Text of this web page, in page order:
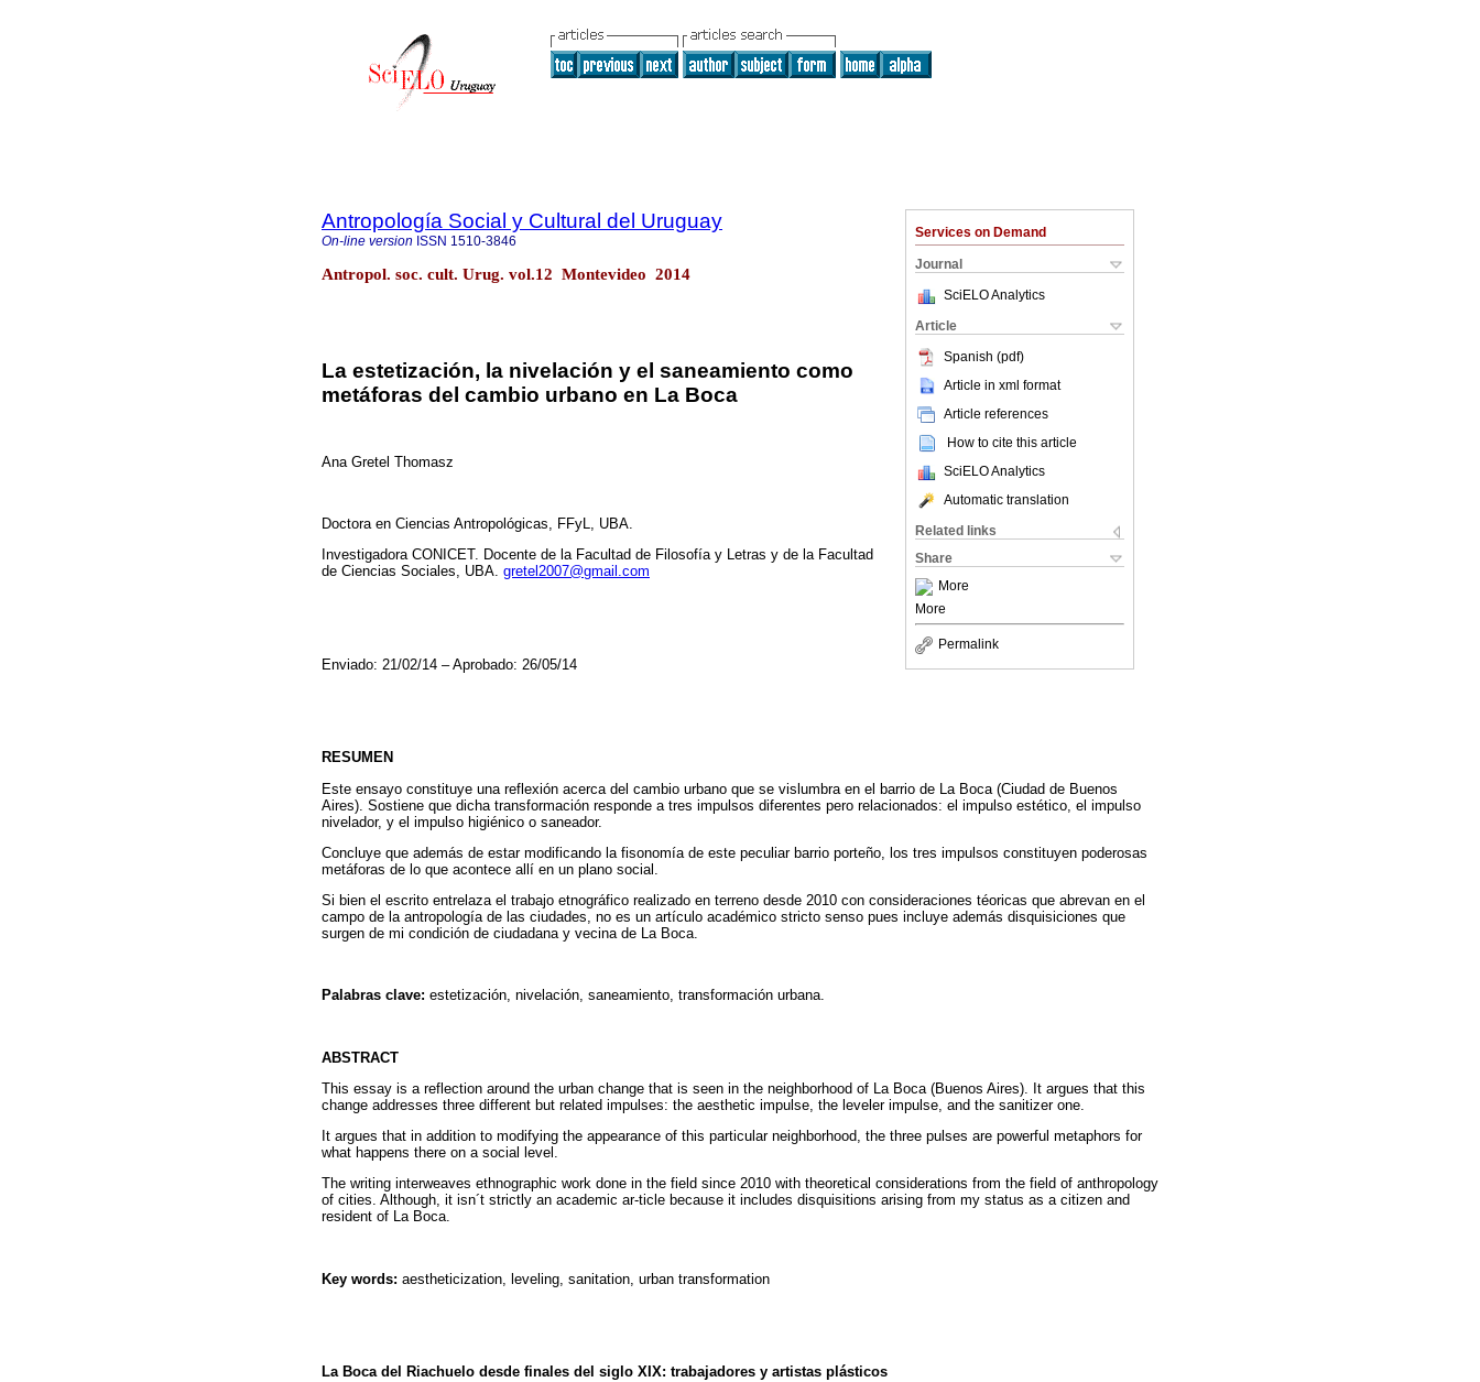
Services on Demand
Journal
SciELO Analytics
Article
Spanish (pdf)
Article in xml format
Article references
How to cite this article
SciELO Analytics
Automatic translation
Related links
Share
More
More
Permalink
Antropología Social y Cultural del Uruguay
On-line version ISSN 1510-3846
Antropol. soc. cult. Urug. vol.12 Montevideo 2014
La estetización, la nivelación y el saneamiento como
metáforas del cambio urbano en La Boca
Ana Gretel Thomasz
Doctora en Ciencias Antropológicas, FFyL, UBA.
Investigadora CONICET. Docente de la Facultad de Filosofía y Letras y de la Facultad
de Ciencias Sociales, UBA. gretel2007@gmail.com
Enviado: 21/02/14 – Aprobado: 26/05/14
RESUMEN
Este ensayo constituye una reflexión acerca del cambio urbano que se vislumbra en el barrio de La Boca (Ciudad de Buenos
Aires). Sostiene que dicha transformación responde a tres impulsos diferentes pero relacionados: el impulso estético, el impulso
nivelador, y el impulso higiénico o saneador.
Concluye que además de estar modificando la fisonomía de este peculiar barrio porteño, los tres impulsos constituyen poderosas
metáforas de lo que acontece allí en un plano social.
Si bien el escrito entrelaza el trabajo etnográfico realizado en terreno desde 2010 con consideraciones téoricas que abrevan en el
campo de la antropología de las ciudades, no es un artículo académico stricto senso pues incluye además disquisiciones que
surgen de mi condición de ciudadana y vecina de La Boca.
Palabras clave: estetización, nivelación, saneamiento, transformación urbana.
ABSTRACT
This essay is a reflection around the urban change that is seen in the neighborhood of La Boca (Buenos Aires). It argues that this
change addresses three different but related impulses: the aesthetic impulse, the leveler impulse, and the sanitizer one.
It argues that in addition to modifying the appearance of this particular neighborhood, the three pulses are powerful metaphors for
what happens there on a social level.
The writing interweaves ethnographic work done in the field since 2010 with theoretical considerations from the field of anthropology
of cities. Although, it isn´t strictly an academic ar-ticle because it includes disquisitions arising from my status as a citizen and
resident of La Boca.
Key words: aestheticization, leveling, sanitation, urban transformation
La Boca del Riachuelo desde finales del siglo XIX: trabajadores y artistas plásticos